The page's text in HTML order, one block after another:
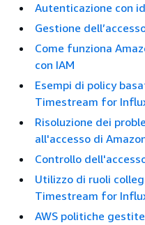
Autenticazione con
Gestione
Come funziona
con IAM
Esempi di policy
Timestream for
Risoluzione dei
all'accesso di
Controllo
Utilizzo di ruoli
Timestream for
AWS politiche